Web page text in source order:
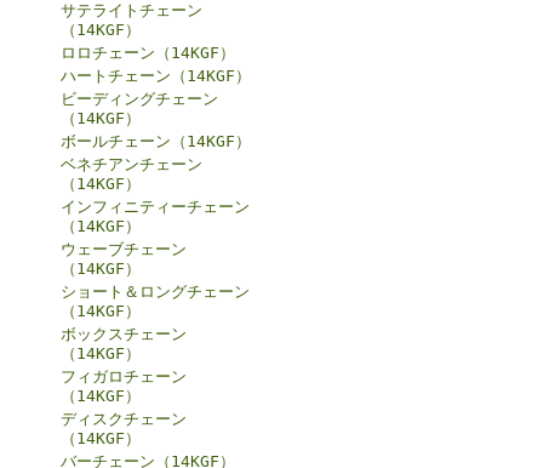
サテライトチェーン
（14KGF）
ロロチェーン（14KGF）
ハートチェーン（14KGF）
ビーディングチェーン
（14KGF）
ボールチェーン（14KGF）
ベネチアンチェーン
（14KGF）
インフィニティーチェーン
（14KGF）
ウェーブチェーン
（14KGF）
ショート＆ロングチェーン
（14KGF）
ボックスチェーン
（14KGF）
フィガロチェーン
（14KGF）
ディスクチェーン
（14KGF）
バーチェーン（14KGF）